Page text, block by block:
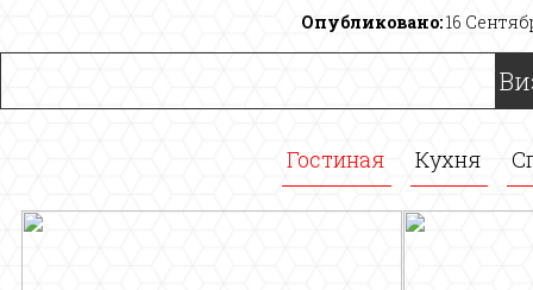
Опубликовано:16
Гостиная Кухня